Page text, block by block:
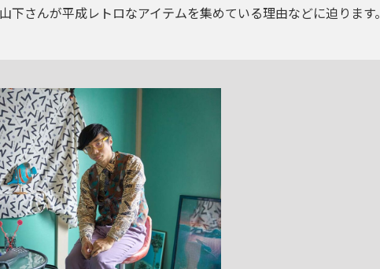
さんが平成レトロなアイテムを集めている理由などに迫ります。